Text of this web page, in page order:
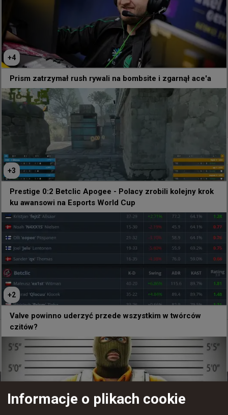
121 1
daps o porażce z Phantom: Musimy to wszystko w
pewnym stopniu osadzić w kontekście
+4
Prism zatrzymał rush rywali na bombsite i zgarnął ace'a
+3
Prestige 0:2 Betclic Apogee - Polacy zrobili kolejny krok
ku awansowi na Esports World Cup
+2
Valve powinno uderzyć przede wszystkim w twórców
czitów?
Informacje o plikach cookie